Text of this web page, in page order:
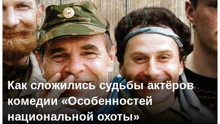
Как сложились судьбы актёров
комедии «Особенностей
национальной охоты»